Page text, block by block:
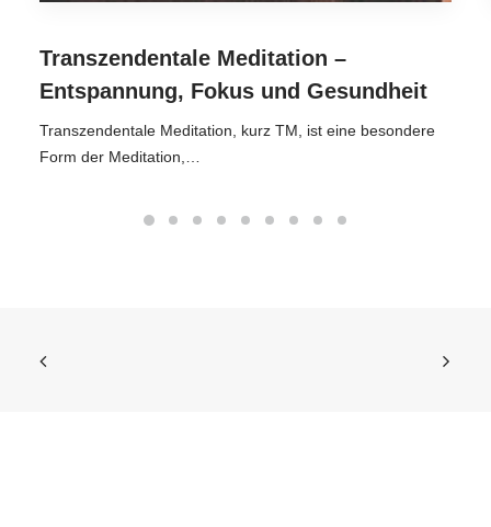
Transzendentale Meditation –
Entspannung, Fokus und Gesundheit
Transzendentale Meditation, kurz TM, ist eine besondere
Form der Meditation,…